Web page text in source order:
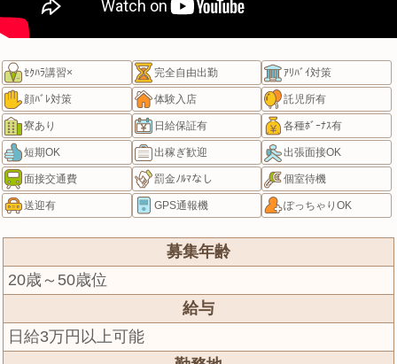
ｾｸﾊﾗ講習× 完全自由出勤 ｱﾘﾊﾞｲ対策
顔ﾊﾞﾚ対策 体験入店 託児所有
寮あり 日給保証有 各種ﾎﾞｰﾅｽ有
短期OK 出稼ぎ歓迎 出張面接OK
面接交通費 罰金ﾉﾙﾏなし 個室待機
送迎有 GPS通報機 ぽっちゃりOK
募集年齢
20歳～50歳位
給与
日給3万円以上可能